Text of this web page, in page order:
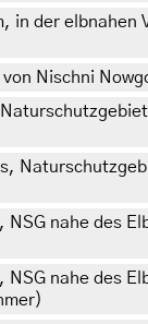
in der
Nischni
nahe des
nahe des